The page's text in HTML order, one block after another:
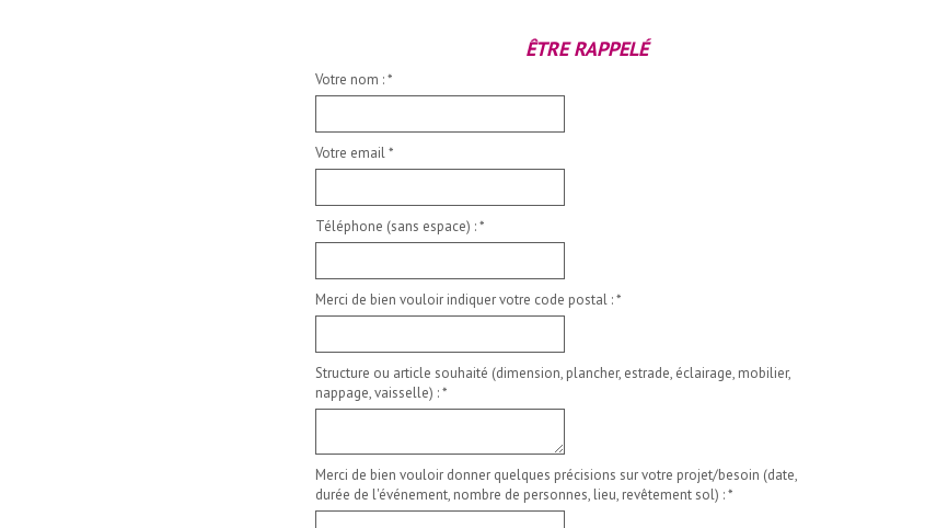
ÊTRE RAPPELÉ
Votre nom :*
Votre email*
Téléphone (sans espace) :*
Merci de bien vouloir indiquer votre code postal :*
Structure ou article souhaité (dimension, plancher, estrade, éclairage, mobilier,
nappage, vaisselle) :*
Merci de bien vouloir donner quelques précisions sur votre projet/besoin (date,
durée de l'événement, nombre de personnes, lieu, revêtement sol) :*